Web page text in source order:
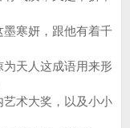
寒妍，跟他有着千
天人这成语用来形
术大奖，以及小小